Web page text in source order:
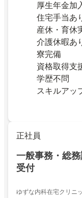
厚生年金加
住宅手当あ
産休・育休
介護休暇あ
寮完備
資格取得支
学歴不問
スキルアッ
正社員
一般事務・総
受付
ゆずな内科在宅クリニ